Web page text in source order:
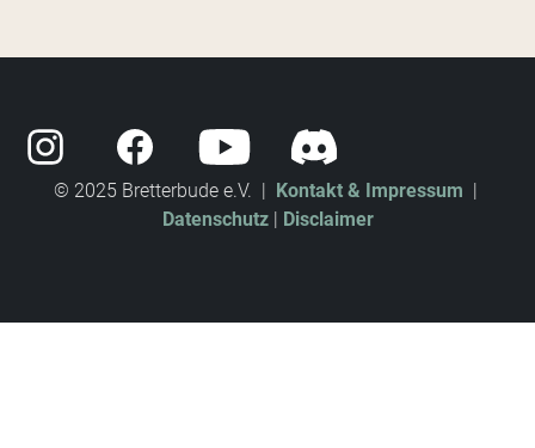
© 2025 Bretterbude e.V. | Kontakt & Impressum |
Datenschutz| Disclaimer